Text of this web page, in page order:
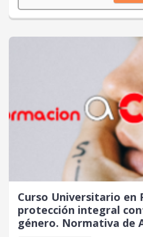
Curso Universitario en
protección integral
género. Normativa de